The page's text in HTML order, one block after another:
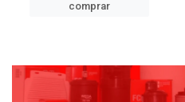
comprar